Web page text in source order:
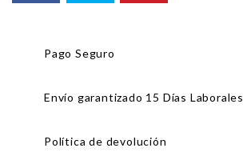
Pago Seguro
Envío garantizado 15 Días Laborales
Política de devolución